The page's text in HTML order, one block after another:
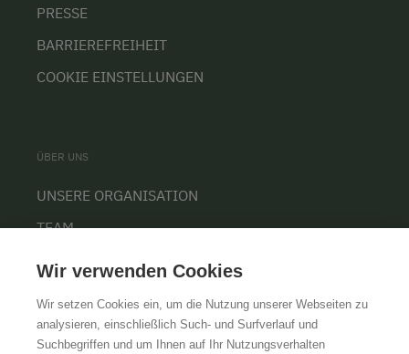
PRESSE
BARRIEREFREIHEIT
COOKIE EINSTELLUNGEN
ÜBER UNS
UNSERE ORGANISATION
TEAM
Wir verwenden Cookies
Wir setzen Cookies ein, um die Nutzung unserer Webseiten zu
analysieren, einschließlich Such- und Surfverlauf und
Suchbegriffen und um Ihnen auf Ihr Nutzungsverhalten